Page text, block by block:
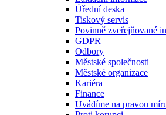
Úřední deska
Tiskový servis
Povinně zveřejňované
GDPR
Odbory
Městské společnosti
Městské organizace
Kariéra
Finance
Uvádíme na pravou